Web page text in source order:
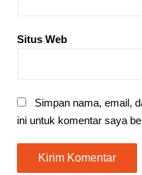
Situs Web
Simpan nama, email,
ini untuk komentar saya